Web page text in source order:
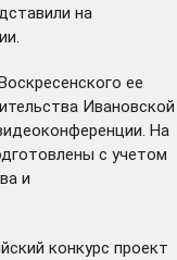
на
ее
Ивановской
На
с учетом
и
конкурс проект